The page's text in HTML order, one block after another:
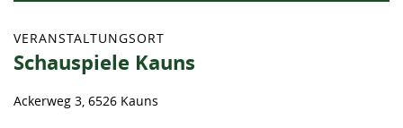
VERANSTALTUNGSORT
Schauspiele Kauns
Ackerweg 3, 6526 Kauns